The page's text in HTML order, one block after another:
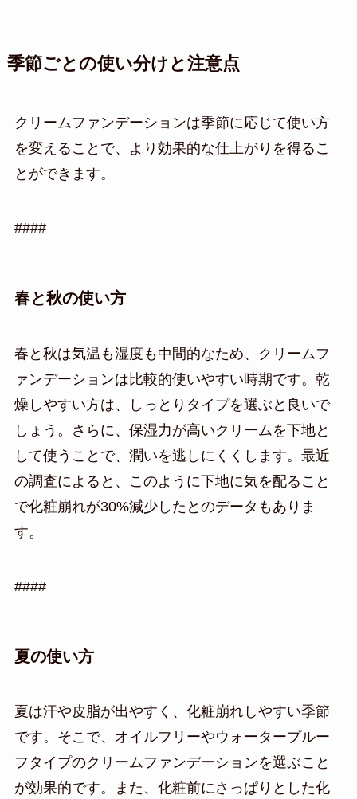
季節ごとの使い分けと注意点
クリームファンデーションは季節に応じて使い方
を変えることで、より効果的な仕上がりを得るこ
とができます。
####
春と秋の使い方
春と秋は気温も湿度も中間的なため、クリームフ
ァンデーションは比較的使いやすい時期です。乾
燥しやすい方は、しっとりタイプを選ぶと良いで
しょう。さらに、保湿力が高いクリームを下地と
して使うことで、潤いを逃しにくくします。最近
の調査によると、このように下地に気を配ること
で化粧崩れが30%減少したとのデータもありま
す。
####
夏の使い方
夏は汗や皮脂が出やすく、化粧崩れしやすい季節
です。そこで、オイルフリーやウォータープルー
フタイプのクリームファンデーションを選ぶこと
が効果的です。また、化粧前にさっぱりとした化